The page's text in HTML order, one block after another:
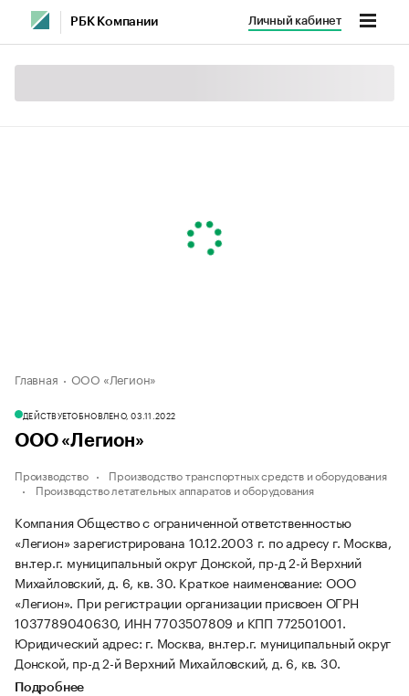
РБК Компании Личный кабинет
Главная ООО «Легион»
ДЕЙСТВУЕТОБНОВЛЕНО, 03.11.2022
ООО «Легион»
Производство
Производство транспортных средств и оборудования
Производство летательных аппаратов и оборудования
Компания Общество с ограниченной ответственностью
«Легион» зарегистрирована 10.12.2003 г. по адресу г. Москва,
вн.тер.г. муниципальный округ Донской, пр-д 2-й Верхний
Михайловский, д. 6, кв. 30. Краткое наименование: ООО
«Легион». При регистрации организации присвоен ОГРН
1037789040630, ИНН 7703507809 и КПП 772501001.
Юридический адрес: г. Москва, вн.тер.г. муниципальный округ
Донской, пр-д 2-й Верхний Михайловский, д. 6, кв. 30.
Подробнее